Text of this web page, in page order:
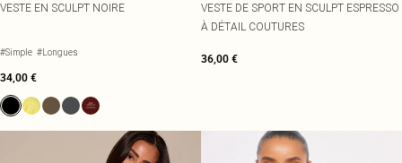
VESTE EN SCULPT NOIRE
#Simple #Longues
34,00 €
VESTE DE SPORT EN SCULPT ESPRESSO
À DÉTAIL COUTURES
36,00 €